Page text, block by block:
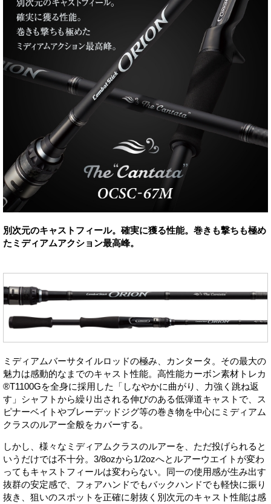
別次元のキャストフィール。確実に獲る性能。巻きも撃ちも極め
たミディアムアクション最高峰。
ミディアムバーサタイルロッドの極み、カンタータ。その最大の
魅力は感動的なまでのキャスト性能。高性能カーボン素材トレカ
®T1100Gを全身に採用した「しなやかに曲がり、力強く跳ね返
す」シャフトから繰り出される伸びのある低弾道キャストで、ス
ピナーベイトやブレーデッドジグ等の巻き物を中心にミディアム
クラスのルアー全般をカバーする。
しかし、様々なミディアムクラスのルアーを、ただ投げられると
いうだけでは不十分。3/8ozから1/2ozへとルアーウエイトが変わ
ってもキャストフィールは変わらない。同一の使用感が生み出す
抜群の安定感で、フォアハンドでもバックハンドでも軽快に振り
抜き、狙いのスポットを正確に射抜く別次元のキャスト性能は感